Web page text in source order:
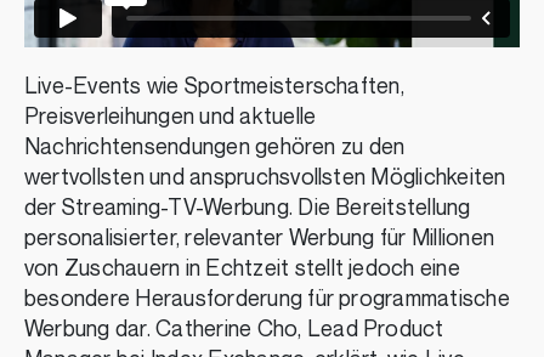
Live-Events wie Sportmeisterschaften,
Preisverleihungen und aktuelle
Nachrichtensendungen gehören zu den
wertvollsten und anspruchsvollsten Möglichkeiten
der Streaming-TV-Werbung. Die Bereitstellung
personalisierter, relevanter Werbung für Millionen
von Zuschauern in Echtzeit stellt jedoch eine
besondere Herausforderung für programmatische
Werbung dar. Catherine Cho, Lead Product